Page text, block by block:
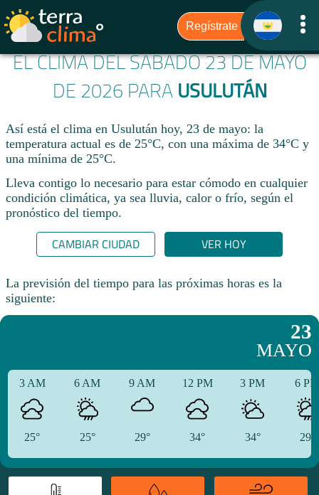
EL CLIMA DEL SÁBADO 23 DE MAYO
DE 2026 PARA USULUTÁN
Así está el clima en Usulután hoy, 23 de mayo: la
temperatura actual es de 25°C, con una máxima de 34°C y
una mínima de 25°C.
Lleva contigo lo necesario para estar cómodo en cualquier
condición climática, ya sea lluvia, calor o frío, según el
pronóstico del tiempo.
CAMBIAR CIUDAD VER HOY
La previsión del tiempo para las próximas horas es la
siguiente:
23
MAYO
3 AM
25°
6 AM
25°
9 AM
29°
12 PM
34°
3 PM
34°
6
29°